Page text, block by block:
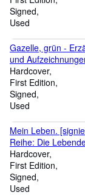
Signed
Used
Gazelle, grün -
und
signed]. Prosa Viva.
Hardcover
First Edition
Signed
Used
Mein Leben.
Reihe: Die
Herausgegeben
Langenhuber.
Hardcover
First Edition
Signed
Used